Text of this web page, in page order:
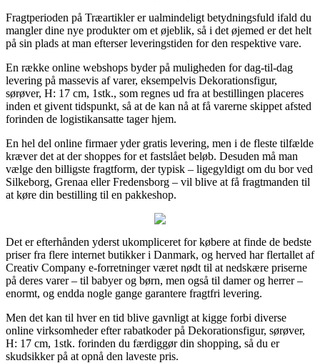
Fragtperioden på Træartikler er ualmindeligt betydningsfuld ifald du
mangler dine nye produkter om et øjeblik, så i det øjemed er det helt
på sin plads at man efterser leveringstiden for den respektive vare.
En række online webshops byder på muligheden for dag-til-dag
levering på massevis af varer, eksempelvis Dekorationsfigur,
sørøver, H: 17 cm, 1stk., som regnes ud fra at bestillingen placeres
inden et givent tidspunkt, så at de kan nå at få varerne skippet afsted
forinden de logistikansatte tager hjem.
En hel del online firmaer yder gratis levering, men i de fleste tilfælde
kræver det at der shoppes for et fastslået beløb. Desuden må man
vælge den billigste fragtform, der typisk – ligegyldigt om du bor ved
Silkeborg, Grenaa eller Fredensborg – vil blive at få fragtmanden til
at køre din bestilling til en pakkeshop.
Det er efterhånden yderst ukompliceret for købere at finde de bedste
priser fra flere internet butikker i Danmark, og herved har flertallet af
Creativ Company e-forretninger været nødt til at nedskære priserne
på deres varer – til babyer og børn, men også til damer og herrer –
enormt, og endda nogle gange garantere fragtfri levering.
Men det kan til hver en tid blive gavnligt at kigge forbi diverse
online virksomheder efter rabatkoder på Dekorationsfigur, sørøver,
H: 17 cm, 1stk. forinden du færdiggør din shopping, så du er
skudsikker på at opnå den laveste pris.